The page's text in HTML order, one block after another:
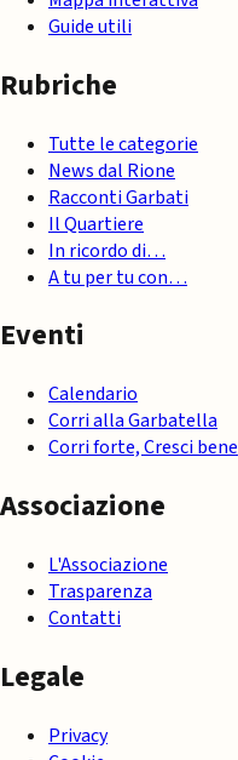
Guide utili
Rubriche
Tutte le categorie
News dal Rione
Racconti Garbati
Il Quartiere
In ricordo di…
A tu per tu con…
Eventi
Calendario
Corri alla Garbatella
Corri forte, Cresci bene
Associazione
L'Associazione
Trasparenza
Contatti
Legale
Privacy